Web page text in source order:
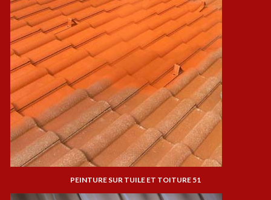
PEINTURE SUR TUILE ET TOITURE 51